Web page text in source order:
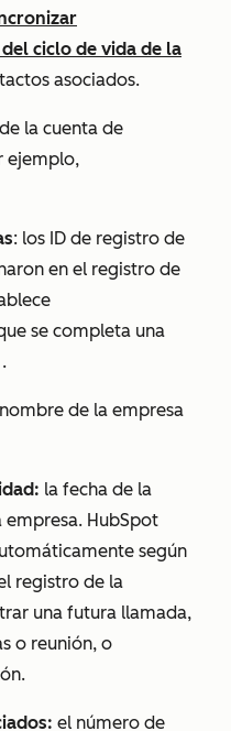
ciclo de vida de la
asociados.
la cuenta de
ejemplo,
: los ID de registro de
en el registro de
se completa una
.
de la empresa
la fecha de la
HubSpot
según
registro de la
una futura llamada,
o reunión, o
el número de